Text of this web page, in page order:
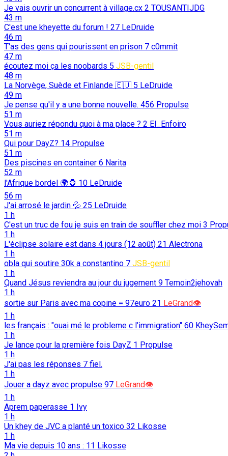
Je vais ouvrir un concurrent à village.cx 2 TOUSANTIJDG
43 m
C'est une kheyette du forum ! 27 LeDruide
46 m
T'as des gens qui pourissent en prison 7 c0mmit
47 m
écoutez moi ça les noobards 5 JSB-gentil
48 m
La Norvège, Suède et Finlande 🇪🇺️ 5 LeDruide
49 m
Je pense qu'il y a une bonne nouvelle. 456 Propulse
51 m
Vous auriez répondu quoi à ma place ? 2 El_Enfoiro
51 m
Qui pour DayZ? 14 Propulse
51 m
Des piscines en container 6 Narita
52 m
l'Afrique bordel 🌍🦍 10 LeDruide
56 m
J'ai arrosé le jardin 💦 25 LeDruide
1 h
C'est un truc de fou je suis en train de souffler chez moi 3
1 h
L'éclipse solaire est dans 4 jours (12 août) 21 Alectrona
1 h
obla qui soutire 30k a constantino 7 JSB-gentil
1 h
Quand Jésus reviendra au jour du jugement 9 Temoin2jehovah
1 h
sortie sur Paris avec ma copine = 97euro 21 LeGrand👁️
1 h
les français : "ouai mé le probleme c l’immigration" 60
1 h
Je lance pour la première fois DayZ 1 Propulse
1 h
J'ai pas les réponses 7 fiel.
1 h
Jouer a dayz avec propulse 97 LeGrand👁️
1 h
Aprem paperasse 1 Ivy
1 h
Un khey de JVC a planté un toxico 32 Likosse
1 h
Ma vie depuis 10 ans : 11 Likosse